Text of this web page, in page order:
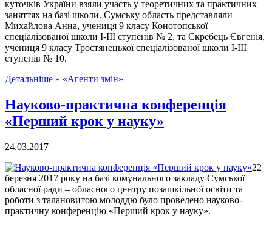
куточків України взяли участь у теоретичних та практичних
заняттях на базі школи. Сумську область представляли
Михайлова Анна, учениця 9 класу Конотопської
спеціалізованої школи І-ІІІ ступенів № 2, та Скребець Євгенія,
учениця 9 класу Тростянецької спеціалізованої школи І-ІІІ
ступенів № 10.
Детальніше » «Агенти змін»
Науково-практична конференція
«Перший крок у науку»
24.03.2017
22
березня 2017 року на базі комунального закладу Сумської
обласної ради – обласного центру позашкільної освіти та
роботи з талановитою молоддю було проведено науково-
практичну конференцію «Перший крок у науку».